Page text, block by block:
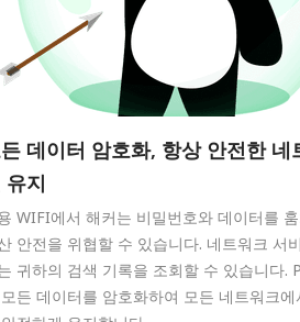
데이터 암호화, 항상 안전한 네
유지
WIFI에서 해커는 비밀번호와 데이터를
안전을 위협할 수 있습니다. 네트워크 서
귀하의 검색 기록을 조회할 수 있습니다.
든 데이터를 암호화하여 모든 네트워크